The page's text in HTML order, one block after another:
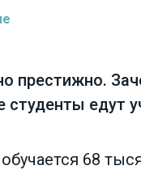
престижно.
студенты едут
68